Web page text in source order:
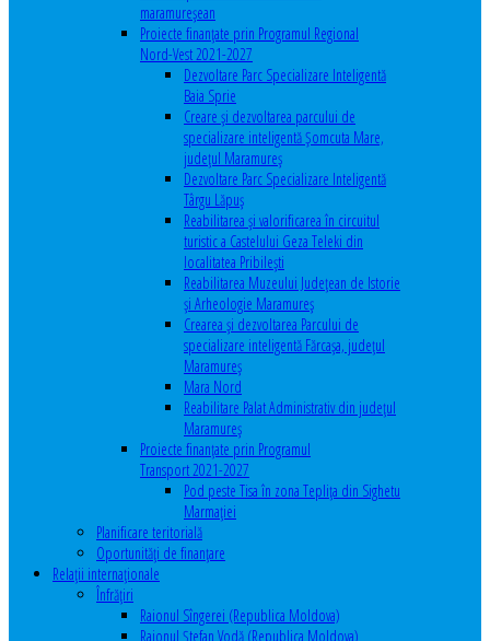
maramureşean
Proiecte finanțate prin Programul Regional
Nord-Vest 2021-2027
Dezvoltare Parc Specializare Inteligentă
Baia Sprie
Creare și dezvoltarea parcului de
specializare inteligentă Șomcuta Mare,
județul Maramureș
Dezvoltare Parc Specializare Inteligentă
Târgu Lăpuș
Reabilitarea și valorificarea în circuitul
turistic a Castelului Geza Teleki din
localitatea Pribilești
Reabilitarea Muzeului Județean de Istorie
și Arheologie Maramureș
Crearea și dezvoltarea Parcului de
specializare inteligentă Fărcașa, județul
Maramureș
Mara Nord
Reabilitare Palat Administrativ din județul
Maramureș
Proiecte finanțate prin Programul
Transport 2021-2027
Pod peste Tisa în zona Teplița din Sighetu
Marmației
Planificare teritorială
Oportunităţi de finanţare
Relaţii internaţionale
Înfrăţiri
Raionul Sîngerei (Republica Moldova)
Raionul Ștefan Vodă (Republica Moldova)